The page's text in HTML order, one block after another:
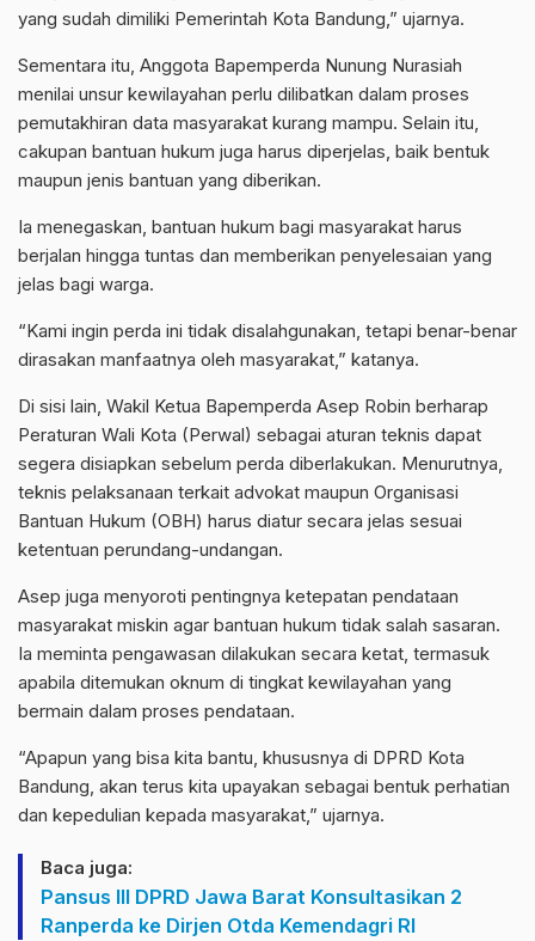
yang sudah dimiliki Pemerintah Kota Bandung,” ujarnya.
Sementara itu, Anggota Bapemperda Nunung Nurasiah
menilai unsur kewilayahan perlu dilibatkan dalam proses
pemutakhiran data masyarakat kurang mampu. Selain itu,
cakupan bantuan hukum juga harus diperjelas, baik bentuk
maupun jenis bantuan yang diberikan.
Ia menegaskan, bantuan hukum bagi masyarakat harus
berjalan hingga tuntas dan memberikan penyelesaian yang
jelas bagi warga.
“Kami ingin perda ini tidak disalahgunakan, tetapi benar-benar
dirasakan manfaatnya oleh masyarakat,” katanya.
Di sisi lain, Wakil Ketua Bapemperda Asep Robin berharap
Peraturan Wali Kota (Perwal) sebagai aturan teknis dapat
segera disiapkan sebelum perda diberlakukan. Menurutnya,
teknis pelaksanaan terkait advokat maupun Organisasi
Bantuan Hukum (OBH) harus diatur secara jelas sesuai
ketentuan perundang-undangan.
Asep juga menyoroti pentingnya ketepatan pendataan
masyarakat miskin agar bantuan hukum tidak salah sasaran.
Ia meminta pengawasan dilakukan secara ketat, termasuk
apabila ditemukan oknum di tingkat kewilayahan yang
bermain dalam proses pendataan.
“Apapun yang bisa kita bantu, khususnya di DPRD Kota
Bandung, akan terus kita upayakan sebagai bentuk perhatian
dan kepedulian kepada masyarakat,” ujarnya.
Baca juga:
Pansus III DPRD Jawa Barat Konsultasikan 2
Ranperda ke Dirjen Otda Kemendagri RI